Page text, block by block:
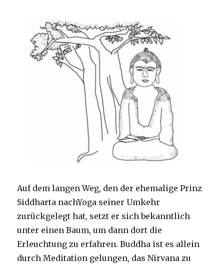
Auf dem langen Weg, den der ehemalige Prinz
Siddharta nachYoga seiner Umkehr
zurückgelegt hat, setzt er sich bekanntlich
unter einen Baum, um dann dort die
Erleuchtung zu erfahren. Buddha ist es allein
durch Meditation gelungen, das Nirvana zu